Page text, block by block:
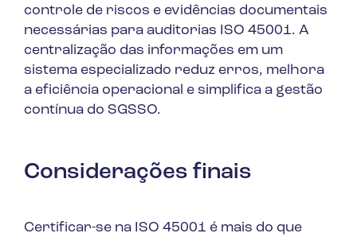
controle de riscos e evidências documentais
necessárias para auditorias ISO 45001. A
centralização das informações em um
sistema especializado reduz erros, melhora
a eficiência operacional e simplifica a gestão
contínua do SGSSO.
Considerações finais
Certificar-se na ISO 45001 é mais do que